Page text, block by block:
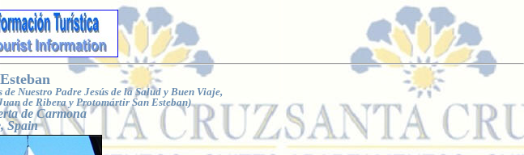
Nuestro Padre Jesús de la Salud y Buen Viaje,
de Ribera y Protomártir San Esteban)
de Carmona
Spain